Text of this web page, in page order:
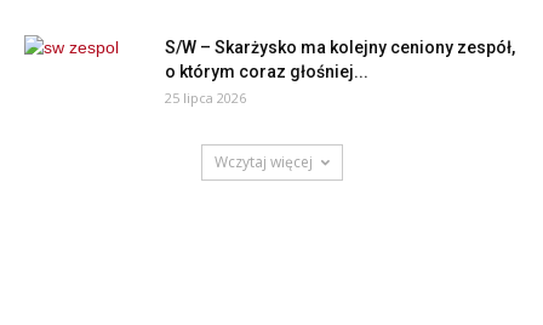
S/W – Skarżysko ma kolejny ceniony zespół,
o którym coraz głośniej...
25 lipca 2026
Wczytaj więcej